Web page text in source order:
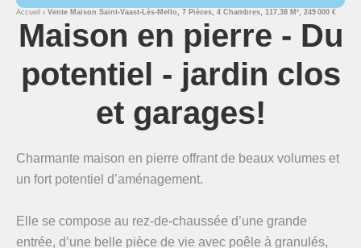
Accueil Vente Maison Saint-Vaast-Lès-Mello, 7 Pièces, 4 Chambres, 117.38 M², 249 000 €
Maison en pierre - Du
potentiel - jardin clos
et garages!
Charmante maison en pierre offrant de beaux volumes et
un fort potentiel d’aménagement.
Elle se compose au rez-de-chaussée d’une grande
entrée, d’une belle pièce de vie avec poêle à granulés,